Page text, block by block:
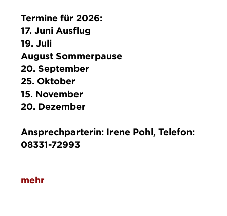
Termine für 2026:
17. Juni Ausflug
19. Juli
August Sommerpause
20. September
25. Oktober
15. November
20. Dezember
Ansprechparterin: Irene Pohl, Telefon:
08331-72993
mehr